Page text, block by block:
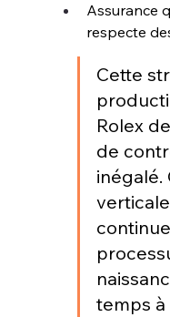
Assurance
respecte
Cette
Rolex
de
inégalé.
temps